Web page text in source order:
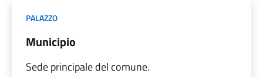
PALAZZO
Municipio
Sede principale del comune.